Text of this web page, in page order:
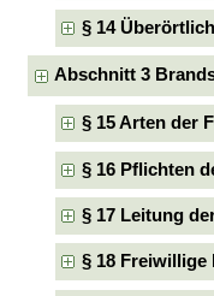
§ 14
Abschnitt 3
§ 15 Arten der
§ 16 Pflichten
§ 17 Leitung
§ 18 Freiwillige